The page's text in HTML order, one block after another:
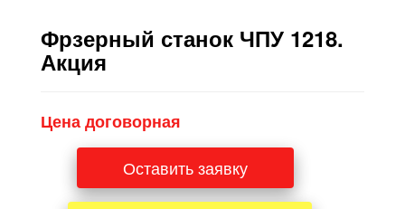
Фрзерный станок ЧПУ 1218.
Акция
Цена договорная
Оставить заявку